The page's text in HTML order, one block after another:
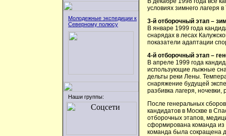
Молодежные экспедиции к
Северному полюсу
Наши группы:
условиях зимнего лагеря
3-й отборочный этап –
В январе 1999 года
снарядах в лесах
показатели адаптации
4-й отборочный этап –
В апреле 1999 года
использующие лыжные
дельты реки Лены.
снаряжение будущей
разбивка лагеря,
После генеральных
кандидатов в Москве в
отборочных этапов,
сформирована команда из
команда была сокращена